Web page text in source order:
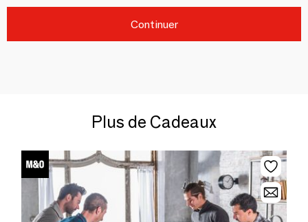
Continuer
Plus de Cadeaux